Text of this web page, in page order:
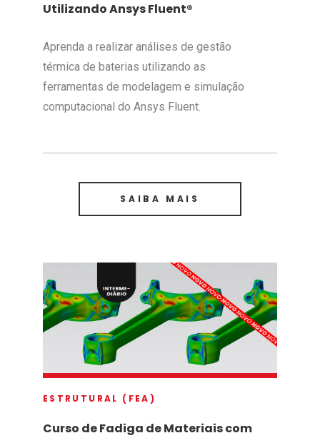
Utilizando Ansys Fluent®
Aprenda a realizar análises de gestão
térmica de baterias utilizando as
ferramentas de modelagem e simulação
computacional do Ansys Fluent.
SAIBA MAIS
ESTRUTURAL (FEA)
Curso de Fadiga de Materiais com